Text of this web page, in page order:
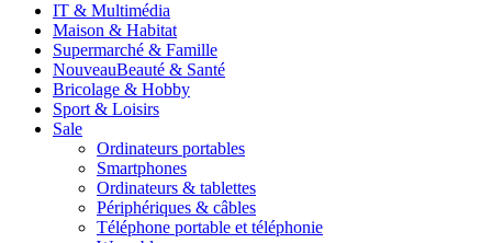
IT & Multimédia
Maison & Habitat
Supermarché & Famille
NouveauBeauté & Santé
Bricolage & Hobby
Sport & Loisirs
Sale
Ordinateurs portables
Smartphones
Ordinateurs & tablettes
Périphériques & câbles
Téléphone portable et téléphonie